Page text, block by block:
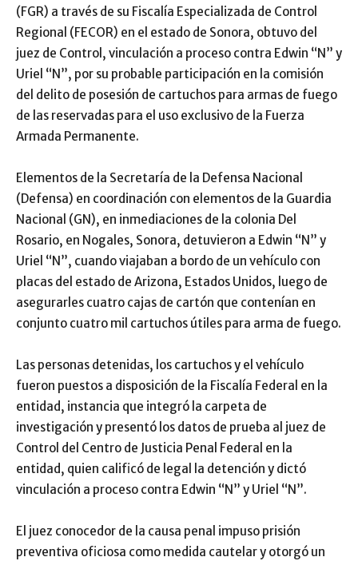
(FGR) a través de su Fiscalía Especializada de Control
Regional (FECOR) en el estado de Sonora, obtuvo del
juez de Control, vinculación a proceso contra Edwin “N” y
Uriel “N”, por su probable participación en la comisión
del delito de posesión de cartuchos para armas de fuego
de las reservadas para el uso exclusivo de la Fuerza
Armada Permanente.
Elementos de la Secretaría de la Defensa Nacional
(Defensa) en coordinación con elementos de la Guardia
Nacional (GN), en inmediaciones de la colonia Del
Rosario, en Nogales, Sonora, detuvieron a Edwin “N” y
Uriel “N”, cuando viajaban a bordo de un vehículo con
placas del estado de Arizona, Estados Unidos, luego de
asegurarles cuatro cajas de cartón que contenían en
conjunto cuatro mil cartuchos útiles para arma de fuego.
Las personas detenidas, los cartuchos y el vehículo
fueron puestos a disposición de la Fiscalía Federal en la
entidad, instancia que integró la carpeta de
investigación y presentó los datos de prueba al juez de
Control del Centro de Justicia Penal Federal en la
entidad, quien calificó de legal la detención y dictó
vinculación a proceso contra Edwin “N” y Uriel “N”.
El juez conocedor de la causa penal impuso prisión
preventiva oficiosa como medida cautelar y otorgó un